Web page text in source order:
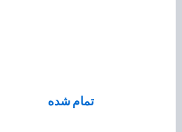
تمام شده